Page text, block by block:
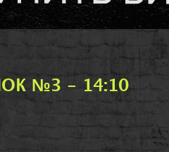
№3 - 14:10